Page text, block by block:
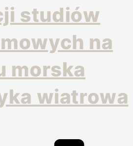
studiów
na
morska
wiatrowa